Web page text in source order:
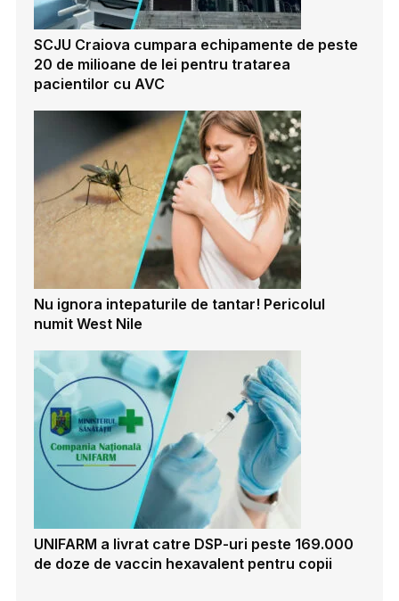
SCJU Craiova cumpara echipamente de peste
20 de milioane de lei pentru tratarea
pacientilor cu AVC
Nu ignora intepaturile de tantar! Pericolul
numit West Nile
UNIFARM a livrat catre DSP-uri peste 169.000
de doze de vaccin hexavalent pentru copii